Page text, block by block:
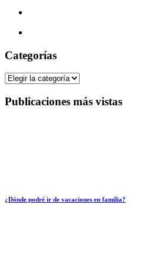
Categorías
Categorías
Publicaciones más vistas
¿Dónde podré ir de vacaciones en familia?